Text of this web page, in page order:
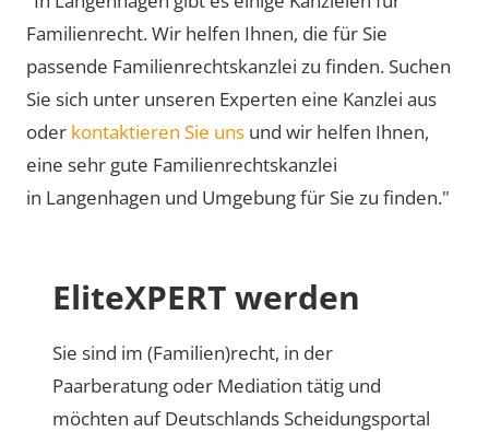
Familienrecht. Wir helfen Ihnen, die für Sie
passende Familienrechtskanzlei zu finden. Suchen
Sie sich unter unseren Experten eine Kanzlei aus
oder kontaktieren Sie uns und wir helfen Ihnen,
eine sehr gute Familienrechtskanzlei
in Langenhagen und Umgebung für Sie zu finden."
EliteXPERT werden
Sie sind im (Familien)recht, in der
Paarberatung oder Mediation tätig und
möchten auf Deutschlands Scheidungsportal